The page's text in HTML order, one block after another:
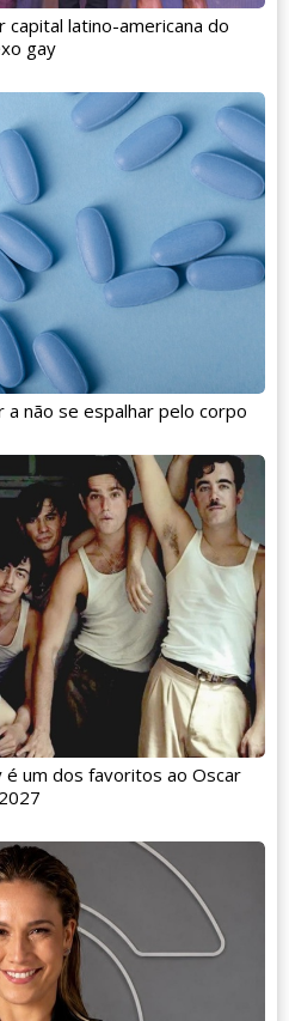
capital latino-americana do
gay
a não se espalhar pelo corpo
é um dos favoritos ao Oscar
2027